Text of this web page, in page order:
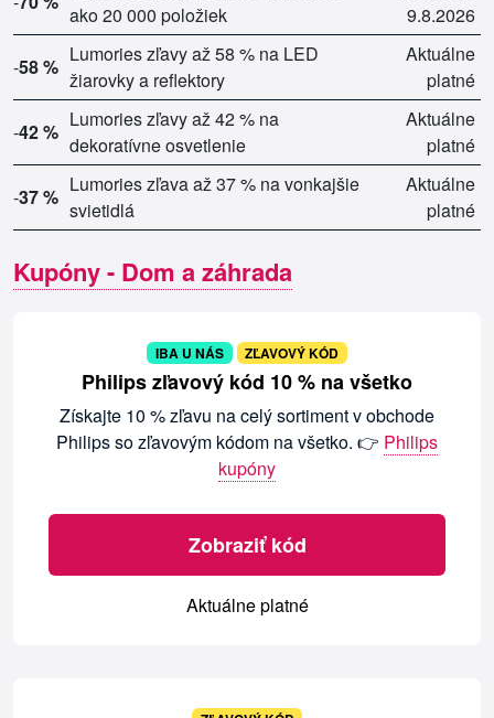
ako 20 000 položiek
9.8.2026
-58 %
Lumories zľavy až 58 % na LED
žiarovky a reflektory
Aktuálne
platné
-42 %
Lumories zľavy až 42 % na
dekoratívne osvetlenie
Aktuálne
platné
-37 %
Lumories zľava až 37 % na vonkajšie
svietidlá
Aktuálne
platné
Kupóny - Dom a záhrada
IBA U NÁS ZĽAVOVÝ KÓD
Philips zľavový kód 10 % na všetko
Získajte 10 % zľavu na celý sortiment v obchode
Philips so zľavovým kódom na všetko. 👉 Philips
kupóny
Zobraziť kód
Aktuálne platné